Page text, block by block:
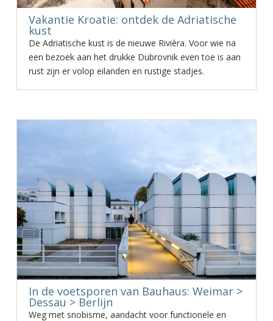
Vakantie Kroatie: ontdek de Adriatische
kust
De Adriatische kust is de nieuwe Rivièra. Voor wie na
een bezoek aan het drukke Dubrovnik even toe is aan
rust zijn er volop eilanden en rustige stadjes.
In de voetsporen van Bauhaus: Weimar >
Dessau > Berlijn
Weg met snobisme, aandacht voor functionele en